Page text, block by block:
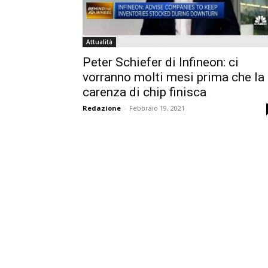
Attualità
Peter Schiefer di Infineon: ci
vorranno molti mesi prima che la
carenza di chip finisca
Redazione - Febbraio 19, 2021